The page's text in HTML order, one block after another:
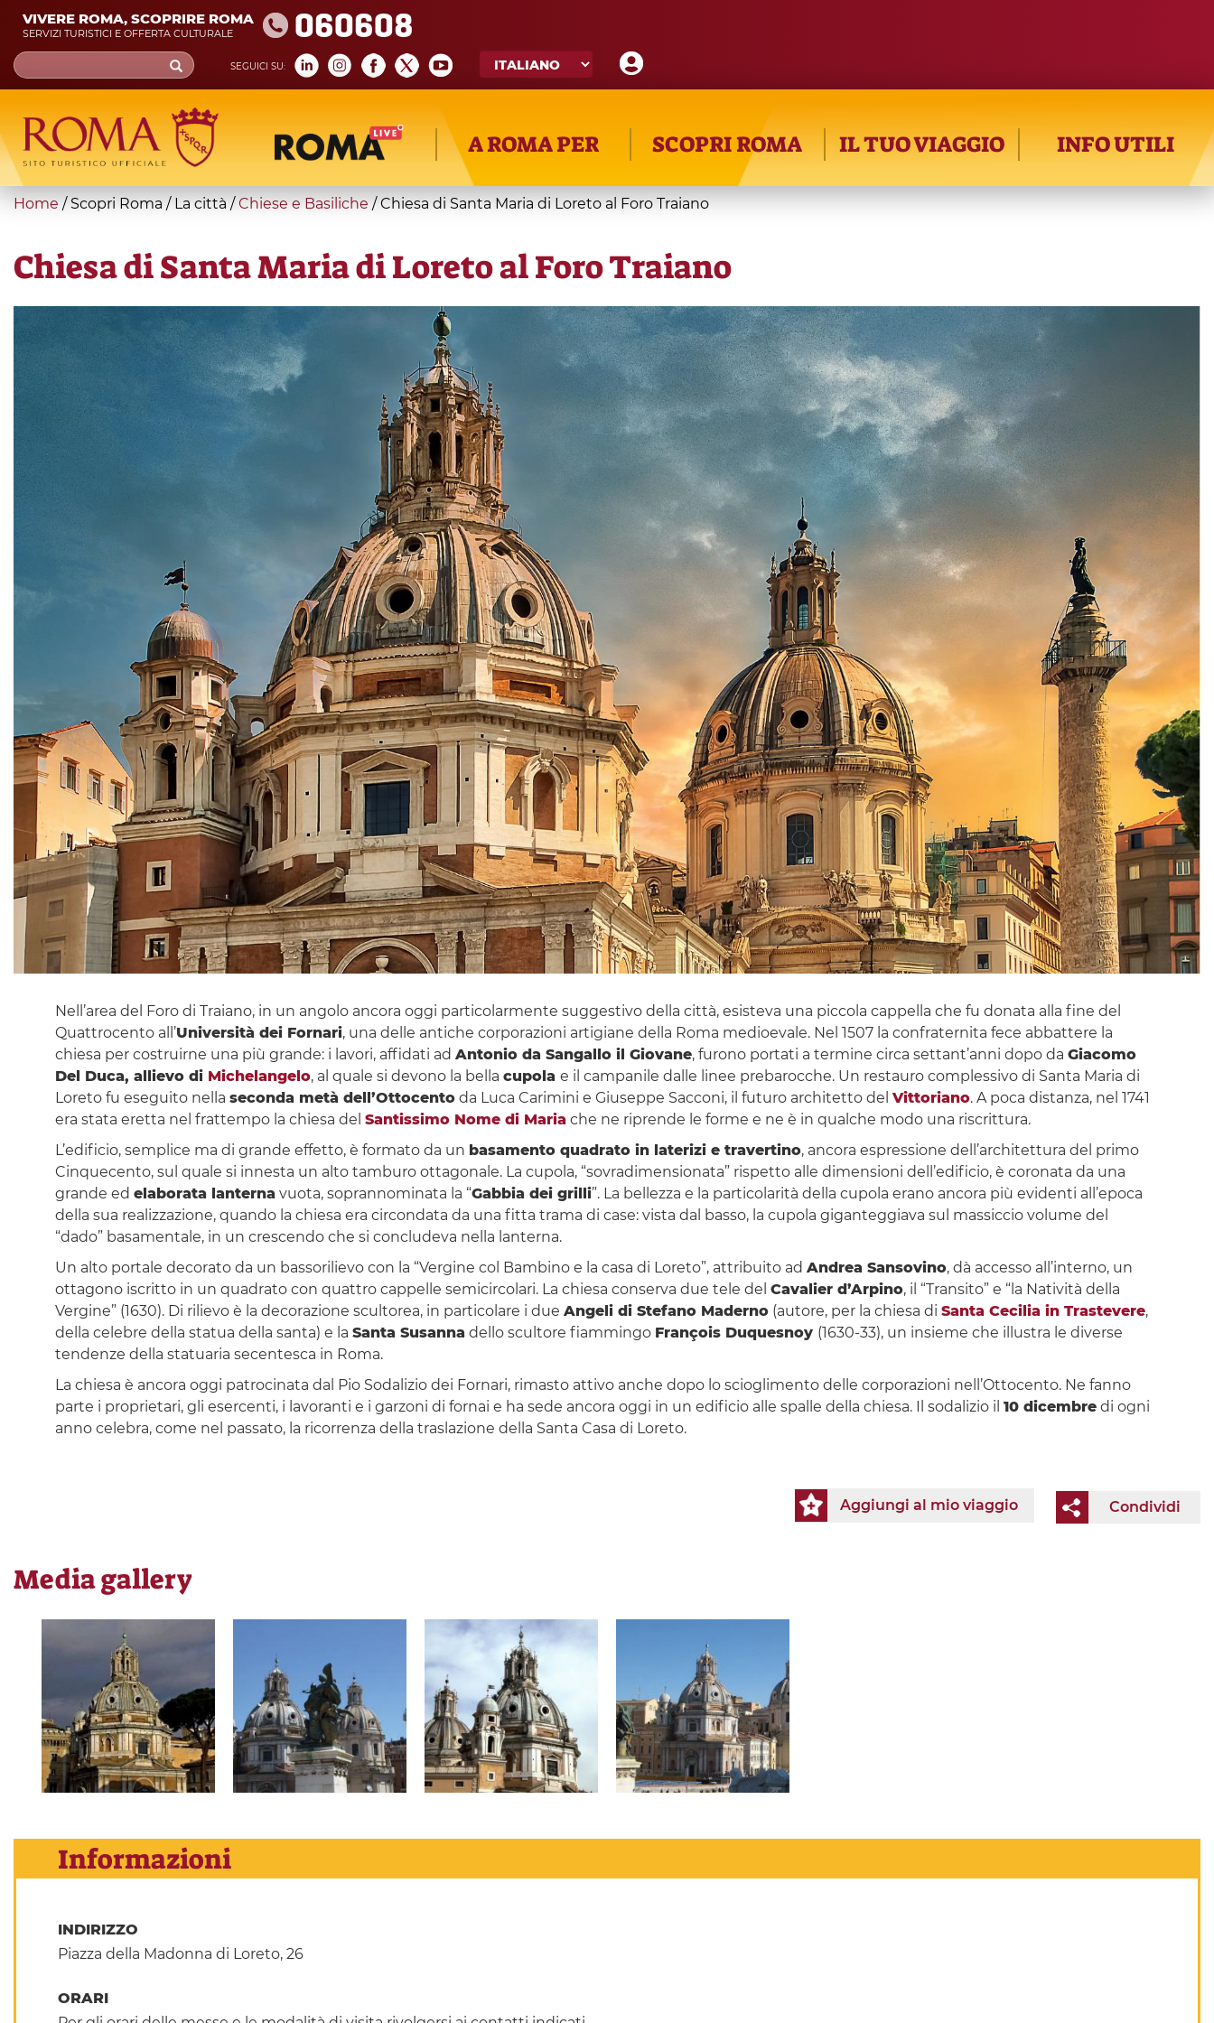
Skip
main
content
VIVERE ROMA, SCOPRIRE ROMA
SERVIZI TURISTICI E OFFERTA CULTURALE 060608
SEGUICI SU:
Search
form
Cerca
A ROMA PER SCOPRI ROMA IL TUO VIAGGIO INFO UTILI
You
here
Home / Scopri Roma / La città / Chiese e Basiliche /Chiesa di Santa Maria di Loreto al Foro Traiano
Chiesa di Santa Maria di Loreto al Foro Traiano
Nell’area del Foro di Traiano, in un angolo ancora oggi particolarmente suggestivo della città, esisteva una piccola cappella che fu donata alla fine del
Quattrocento all’Università dei Fornari, una delle antiche corporazioni artigiane della Roma medioevale. Nel 1507 la confraternita fece abbattere la
chiesa per costruirne una più grande: i lavori, affidati ad Antonio da Sangallo il Giovane, furono portati a termine circa settant’anni dopo da Giacomo
Del Duca, allievo di Michelangelo, al quale si devono la bella cupola e il campanile dalle linee prebarocche. Un restauro complessivo di Santa Maria di
Loreto fu eseguito nella seconda metà dell’Ottocentoda Luca Carimini e Giuseppe Sacconi, il futuro architetto del Vittoriano. A poca distanza, nel 1741
era stata eretta nel frattempo la chiesa del Santissimo Nome di Mariache ne riprende le forme e ne è in qualche modo una riscrittura.
L’edificio, semplice ma di grande effetto, è formato da un basamento quadrato in laterizi e travertino, ancora espressione dell’architettura del primo
Cinquecento, sul quale si innesta un alto tamburo ottagonale. La cupola, “sovradimensionata” rispetto alle dimensioni dell’edificio, è coronata da una
grande ed elaborata lanterna vuota, soprannominata la “Gabbia dei grilli”. La bellezza e la particolarità della cupola erano ancora più evidenti all’epoca
della sua realizzazione, quando la chiesa era circondata da una fitta trama di case: vista dal basso, la cupola giganteggiava sul massiccio volume del
“dado” basamentale, in un crescendo che si concludeva nella lanterna.
Un alto portale decorato da un bassorilievo con la “Vergine col Bambino e la casa di Loreto”, attribuito ad Andrea Sansovino, dà accesso all’interno, un
ottagono iscritto in un quadrato con quattro cappelle semicircolari. La chiesa conserva due tele del Cavalier d’Arpino, il “Transito” e “la Natività della
Vergine” (1630). Di rilievo è la decorazione scultorea, in particolare i due Angeli di Stefano Maderno(autore, per la chiesa di Santa Cecilia in Trastevere,
della celebre della statua della santa) e la Santa Susanna dello scultore fiammingo François Duquesnoy (1630-33), un insieme che illustra le diverse
tendenze della statuaria secentesca in Roma.
La chiesa è ancora oggi patrocinata dal Pio Sodalizio dei Fornari, rimasto attivo anche dopo lo scioglimento delle corporazioni nell’Ottocento. Ne fanno
parte i proprietari, gli esercenti, i lavoranti e i garzoni di fornai e ha sede ancora oggi in un edificio alle spalle della chiesa. Il sodalizio il 10 dicembredi ogni
anno celebra, come nel passato, la ricorrenza della traslazione della Santa Casa di Loreto.
Condividi
Aggiungi al mio viaggio
Media gallery
Informazioni
INDIRIZZO
Piazza della Madonna di Loreto, 26
ORARI